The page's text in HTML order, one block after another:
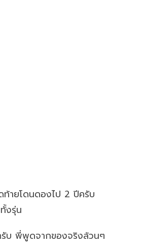
ท้ายโดนดองไป 2 ปีครับ
งรุ่น
บ พี่พูดจากของจริงล้วนๆ